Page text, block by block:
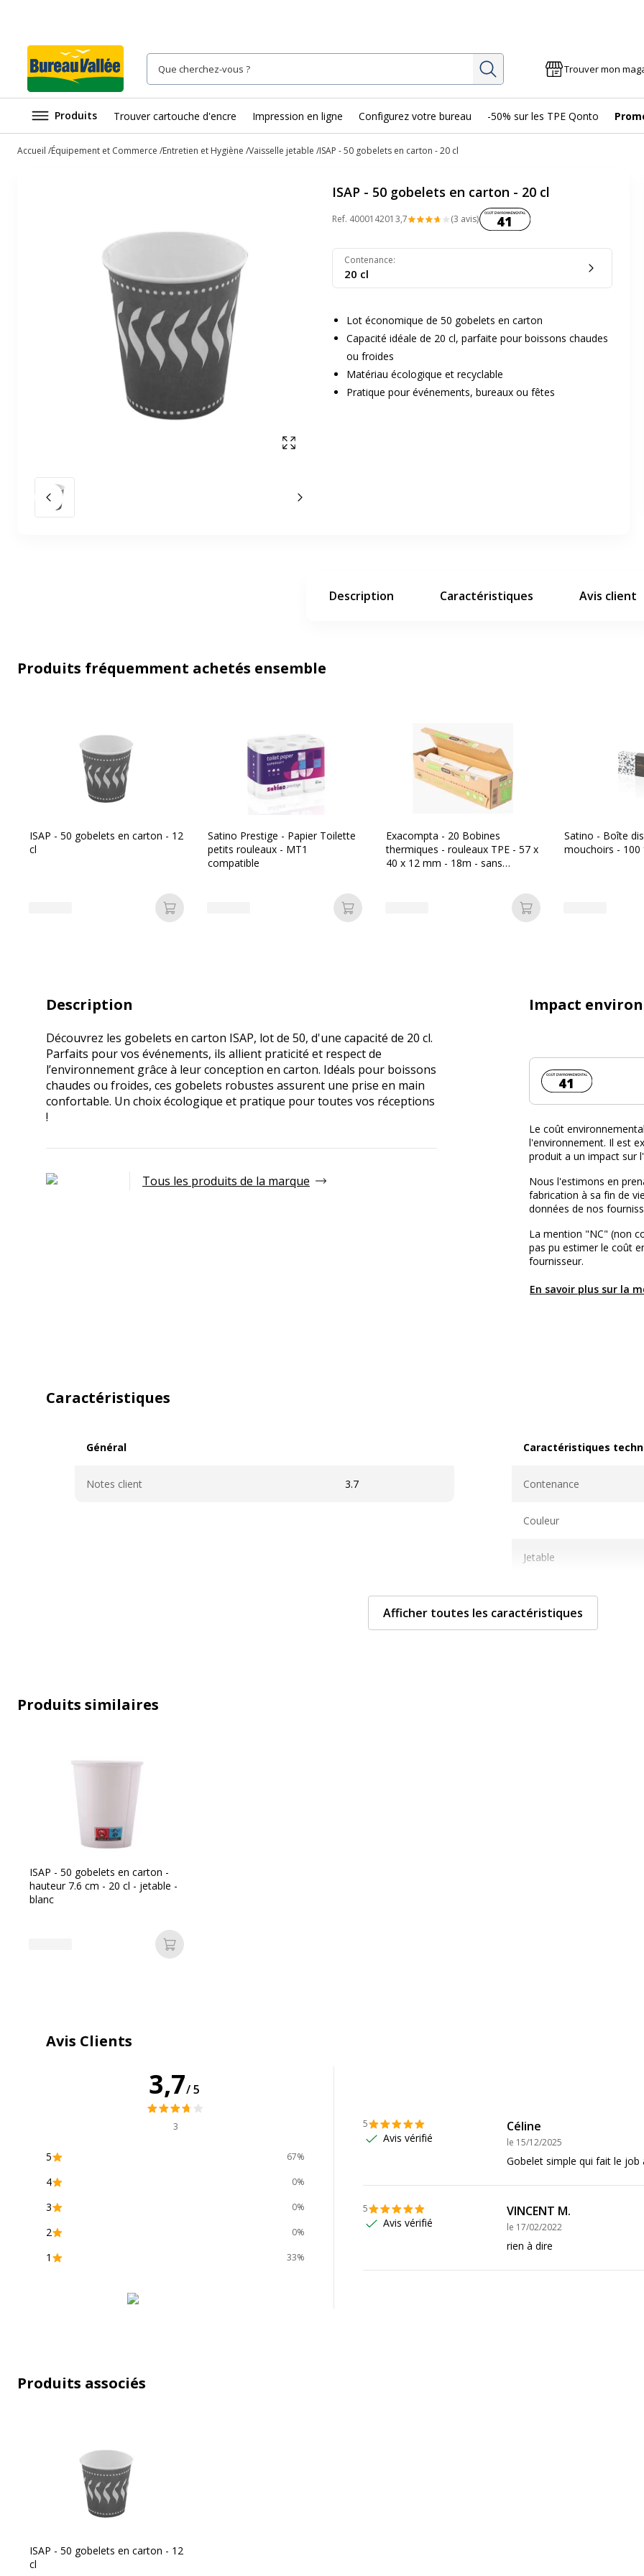
Rechercher Trouver mon
Produits Trouver cartouche d'encre Impression en ligne Configurez votre bureau -50% sur les TPE Qonto
Accueil Équipement et Commerce Entretien et Hygiène Vaisselle jetable ISAP - 50 gobelets en carton - 20 cl
Afficher en plein écran
Slide précédent Slide suivant
ISAP - 50 gobelets en carton - 20 cl
Ref. 400014201 3,7 (3 avis)Coût environnemental :
41
Contenance:
20 cl
Lot économique de 50 gobelets en carton
Capacité idéale de 20 cl, parfaite pour boissons chaudes
ou froides
Matériau écologique et recyclable
Pratique pour événements, bureaux ou fêtes
Description Caractéristiques Avis client
Produits fréquemment achetés ensemble
ISAP - 50 gobelets en carton - 12
cl
Ajouter au panier
Satino Prestige - Papier Toilette
petits rouleaux - MT1
compatible
Ajouter au panier
Exacompta - 20 Bobines
thermiques - rouleaux TPE - 57 x
40 x 12 mm - 18m - sans
Ajouter au panier
Satino - Boîte
mouchoirs - 100
Description
Découvrez les gobelets en carton ISAP, lot de 50, d'une capacité de 20 cl.
Parfaits pour vos événements, ils allient praticité et respect de
l’environnement grâce à leur conception en carton. Idéals pour boissons
chaudes ou froides, ces gobelets robustes assurent une prise en main
confortable. Un choix écologique et pratique pour toutes vos réceptions
!
Tous les produits de la marque
Impact
Coût41
Le coût
l'environnement. Il est
produit a un impact sur
Nous l'estimons en
fabrication à sa fin de
données de nos
La mention "NC" (non
pas pu estimer le coût
fournisseur.
En savoir plus sur la
Caractéristiques
Général
Notes client 3.7
Caractéristiques
Contenance
Couleur
Jetable
Matériau(x) du produit
Taille
Catégorie de couleur
Quantité incluse
Données d'identification
Code barre maitre
Afficher toutes les caractéristiques
Produits similaires
ISAP - 50 gobelets en carton -
hauteur 7.6 cm - 20 cl - jetable -
blanc
Ajouter au panier
Avis Clients
3,7/5
3
5 67%
4 0%
3 0%
2 0%
1 33%
5
Avis vérifié
Céline
le 15/12/2025
Gobelet simple qui fait le job
5
Avis vérifié
VINCENT M.
le 17/02/2022
rien à dire
Produits associés
ISAP - 50 gobelets en carton - 12
cl